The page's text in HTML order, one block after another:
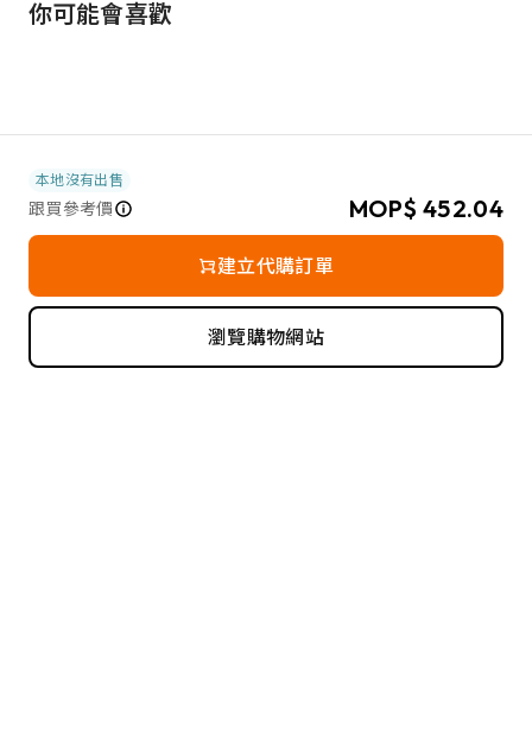
你可能會喜歡
本地沒有出售
跟買參考價 MOP$ 452.04
建立代購訂單
瀏覽購物網站